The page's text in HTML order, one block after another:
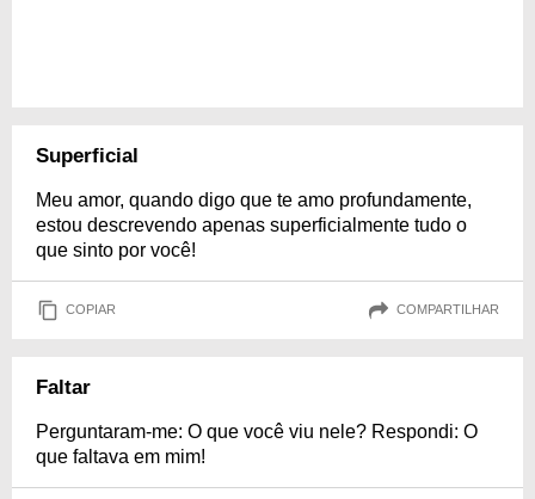
Superficial
Meu amor, quando digo que te amo profundamente,
estou descrevendo apenas superficialmente tudo o
que sinto por você!
COPIAR COMPARTILHAR
Faltar
Perguntaram-me: O que você viu nele? Respondi: O
que faltava em mim!